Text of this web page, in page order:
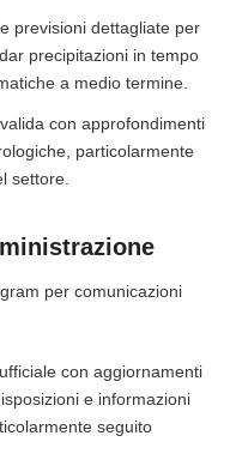
previsioni dettagliate per
precipitazioni in tempo
a medio termine.
con approfondimenti
particolarmente
settore.
per comunicazioni
con aggiornamenti
e informazioni
seguito